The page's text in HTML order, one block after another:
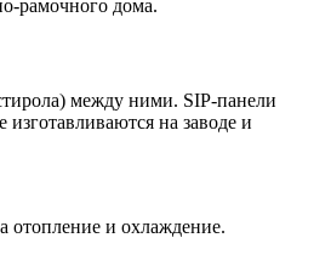
рамочного дома.
между ними. SIP-панели
на заводе и
отопление и охлаждение.